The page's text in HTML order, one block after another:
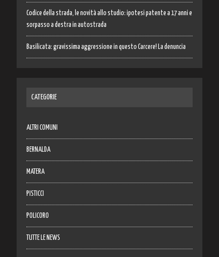
Codice della strada, le novità allo studio: ipotesi patente a 17 anni e
sorpasso a destra in autostrada
Basilicata: gravissima aggressione in questo Carcere! La denuncia
CATEGORIE
ALTRI COMUNI
BERNALDA
MATERA
PISTICCI
POLICORO
TUTTE LE NEWS